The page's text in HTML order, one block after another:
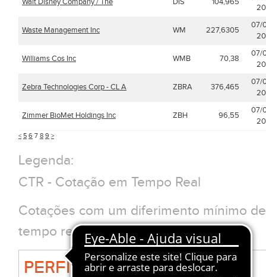
Waste Management Inc WM 227,6305
07/
Williams Cos Inc WMB 70,38
07/
Zebra Technologies Corp - CL A ZBRA 376,465
07/
Zimmer BioMet Holdings Inc ZBH 96,55
07/
< 5 6 7 8 9 >
Legenda:
CTR - Cotação em Tempo Real
Cotações com um diferimento mínimo
tempo real clique em CTR
PERFIL BIG